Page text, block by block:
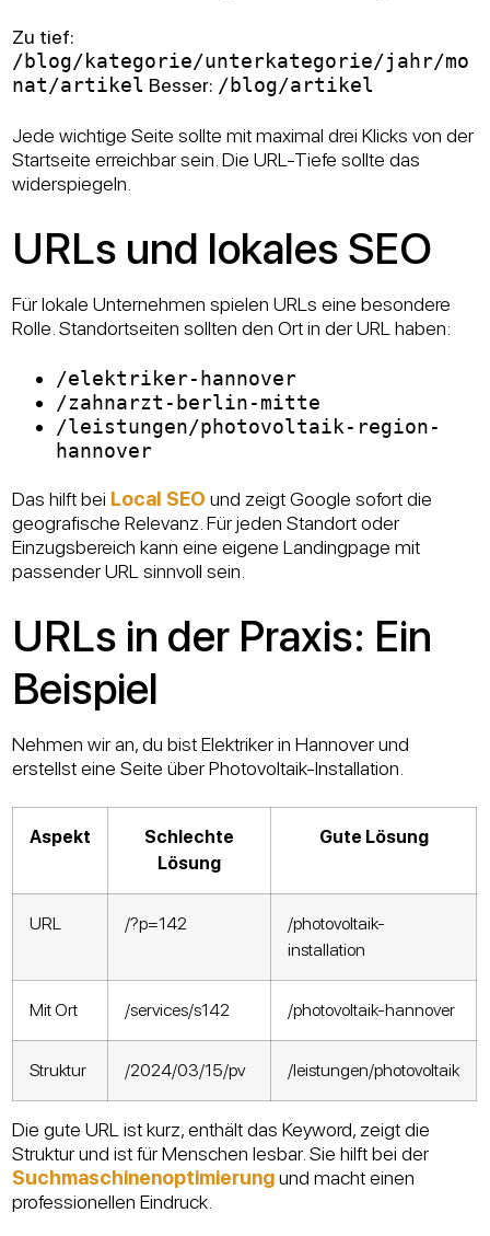
Zu tief:
/blog/kategorie/unterkategorie/jahr/mo
nat/artikel Besser: /blog/artikel
Jede wichtige Seite sollte mit maximal drei Klicks von der
Startseite erreichbar sein. Die URL-Tiefe sollte das
widerspiegeln.
URLs und lokales SEO
Für lokale Unternehmen spielen URLs eine besondere
Rolle. Standortseiten sollten den Ort in der URL haben:
/elektriker-hannover
/zahnarzt-berlin-mitte
/leistungen/photovoltaik-region-
hannover
Das hilft bei Local SEO und zeigt Google sofort die
geografische Relevanz. Für jeden Standort oder
Einzugsbereich kann eine eigene Landingpage mit
passender URL sinnvoll sein.
URLs in der Praxis: Ein
Beispiel
Nehmen wir an, du bist Elektriker in Hannover und
erstellst eine Seite über Photovoltaik-Installation.
Aspekt
Schlechte
Lösung
Gute Lösung
URL /?p=142
/photovoltaik-
installation
Mit Ort /services/s142 /photovoltaik-hannover
Struktur /2024/03/15/pv /leistungen/photovoltaik
Die gute URL ist kurz, enthält das Keyword, zeigt die
Struktur und ist für Menschen lesbar. Sie hilft bei der
Suchmaschinenoptimierungund macht einen
professionellen Eindruck.